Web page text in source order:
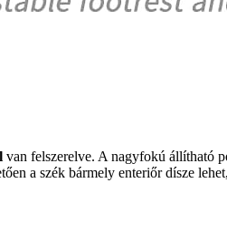
van felszerelve. A nagyfokú állítható
a szék bármely enteriőr dísze